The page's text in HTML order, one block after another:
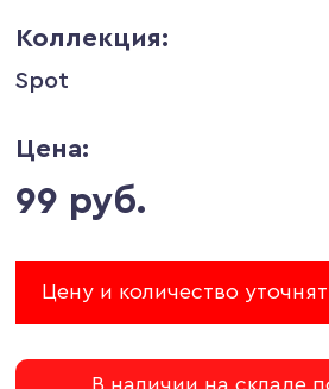
Коллекция:
Spot
Цена:
99 руб.
Цену и количество
В наличии на складе